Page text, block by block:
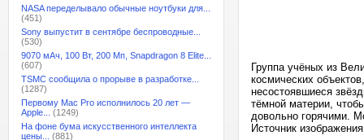
NASA переделывало обычные ноутбуки для...
(451)
Sony выпустит в сентябре беспроводные...
(530)
9070 мАч, 100 Вт, 200 Мп, Snapdragon 8 Elite...
(607)
TSMC сообщила о прорыве в разработке...
(1287)
Первому Mac Pro исполнилось 20 лет —
Apple...
(1249)
На фоне бума искусственного интеллекта
цены...
(881)
Группа учёных из
космических
несостоявшиеся
тёмной материи,
довольно горячими.
Источник